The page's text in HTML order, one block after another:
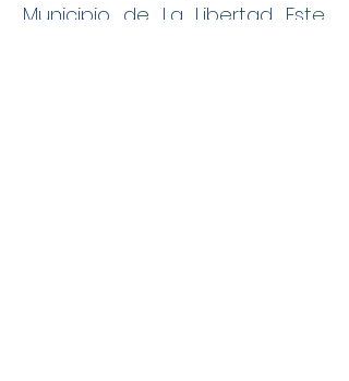
Municipio de La Libertad Este,